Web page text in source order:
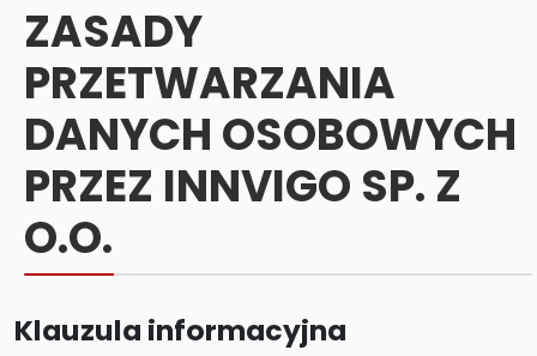
ZASADY
PRZETWARZANIA
DANYCH OSOBOWYCH
PRZEZ INNVIGO SP. Z
O.O.
Klauzula informacyjna